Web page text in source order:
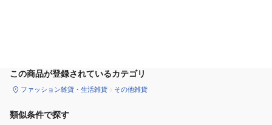
この商品が登録されているカテゴリ
ファッション雑貨・生活雑貨 その他雑貨
類似条件で探す